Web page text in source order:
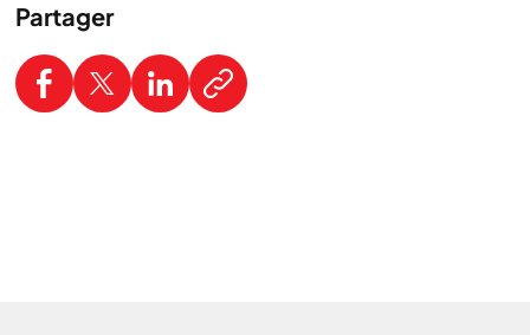
Partager